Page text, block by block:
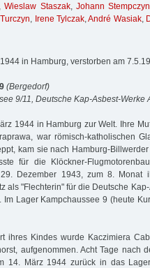
,Wieslaw Staszak, Johann
, Irene Tylczak,André Wasiak,
in Hamburg, verstorben am
(Bergedorf)
9/11, Deutsche Kap-Asbest-Werke
1944 in Hamburg zur Welt. Ihre
war römisch-katholischen
kam sie nach Hamburg-
für die Klöckner-
Dezember 1943, zum 8. Monat
als "Flechterin" für die Deutsche
Im Lager Kampchaussee 9 (heute
ihres Kindes wurde Kaczimiera
aufgenommen. Acht Tage nach
14. März 1944 zurück in das